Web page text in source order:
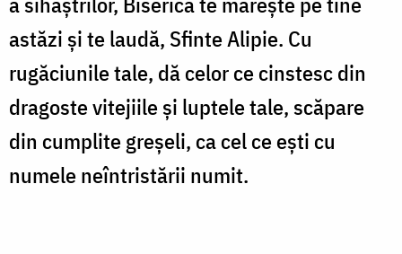
astăzi şi te laudă, Sfinte Alipie. Cu
rugăciunile tale, dă celor ce cinstesc din
dragoste vitejiile şi luptele tale, scăpare
din cumplite greşeli, ca cel ce eşti cu
numele neîntristării numit.